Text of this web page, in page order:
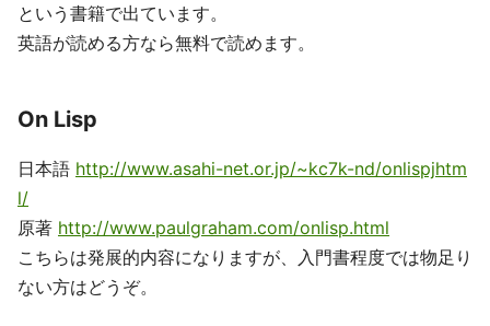
という書籍で出ています。
英語が読める方なら無料で読めます。
On Lisp
日本語 http://www.asahi-net.or.jp/~kc7k-nd/onlispjhtm
l/
原著 http://www.paulgraham.com/onlisp.html
こちらは発展的内容になりますが、入門書程度では物足り
ない方はどうぞ。